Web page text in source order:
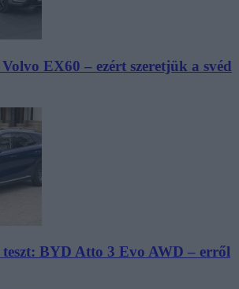
EX60 – ezért szeretjük a svéd
BYD Atto 3 Evo AWD – erről